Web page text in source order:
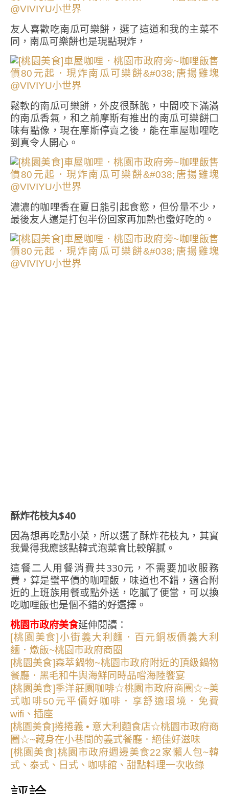
友人喜歡吃南瓜可樂餅，選了這道和我的主菜不
同，南瓜可樂餅也是現點現炸，
鬆軟的南瓜可樂餅，外皮很酥脆，中間咬下滿滿
的南瓜香氣，和之前摩斯有推出的南瓜可樂餅口
味有點像，現在摩斯停賣之後，能在車屋咖哩吃
到真令人開心。
濃濃的咖哩香在夏日能引起食慾，但份量不少，
最後友人還是打包半份回家再加熱也蠻好吃的。
酥炸花枝丸$40
因為想再吃點小菜，所以選了酥炸花枝丸，其實
我覺得我應該點韓式泡菜會比較解膩。
這餐二人用餐消費共330元，不需要加收服務
費，算是蠻平價的咖哩飯，味道也不錯，適合附
近的上班族用餐或點外送，吃膩了便當，可以換
吃咖哩飯也是個不錯的好選擇。
桃園市政府美食延伸閱讀：
[桃園美食]小街義大利麵．百元銅板價義大利
麵．燉飯~桃園市政府商圈
[桃園美食]森萃鍋物~桃園市政府附近的頂級鍋物
餐廳．黑毛和牛與海鮮同時品嚐海陸饗宴
[桃園美食]季洋莊園咖啡☆桃園市政府商圈☆~美
式咖啡50元平價好咖啡．享舒適環境．免費
wifi、插座
[桃園美食]捲捲義 • 意大利麵食店☆桃園市政府商
圈☆~藏身在小巷間的義式餐廳．絕佳好滋味
[桃園美食]桃園市政府週邊美食22家懶人包~韓
式、泰式、日式、咖啡館、甜點料理一次收錄